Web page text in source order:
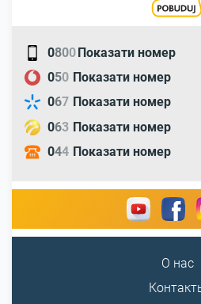
0800Показати номер
050 Показати номер
067 Показати номер
063 Показати номер
044 Показати номер
О нас